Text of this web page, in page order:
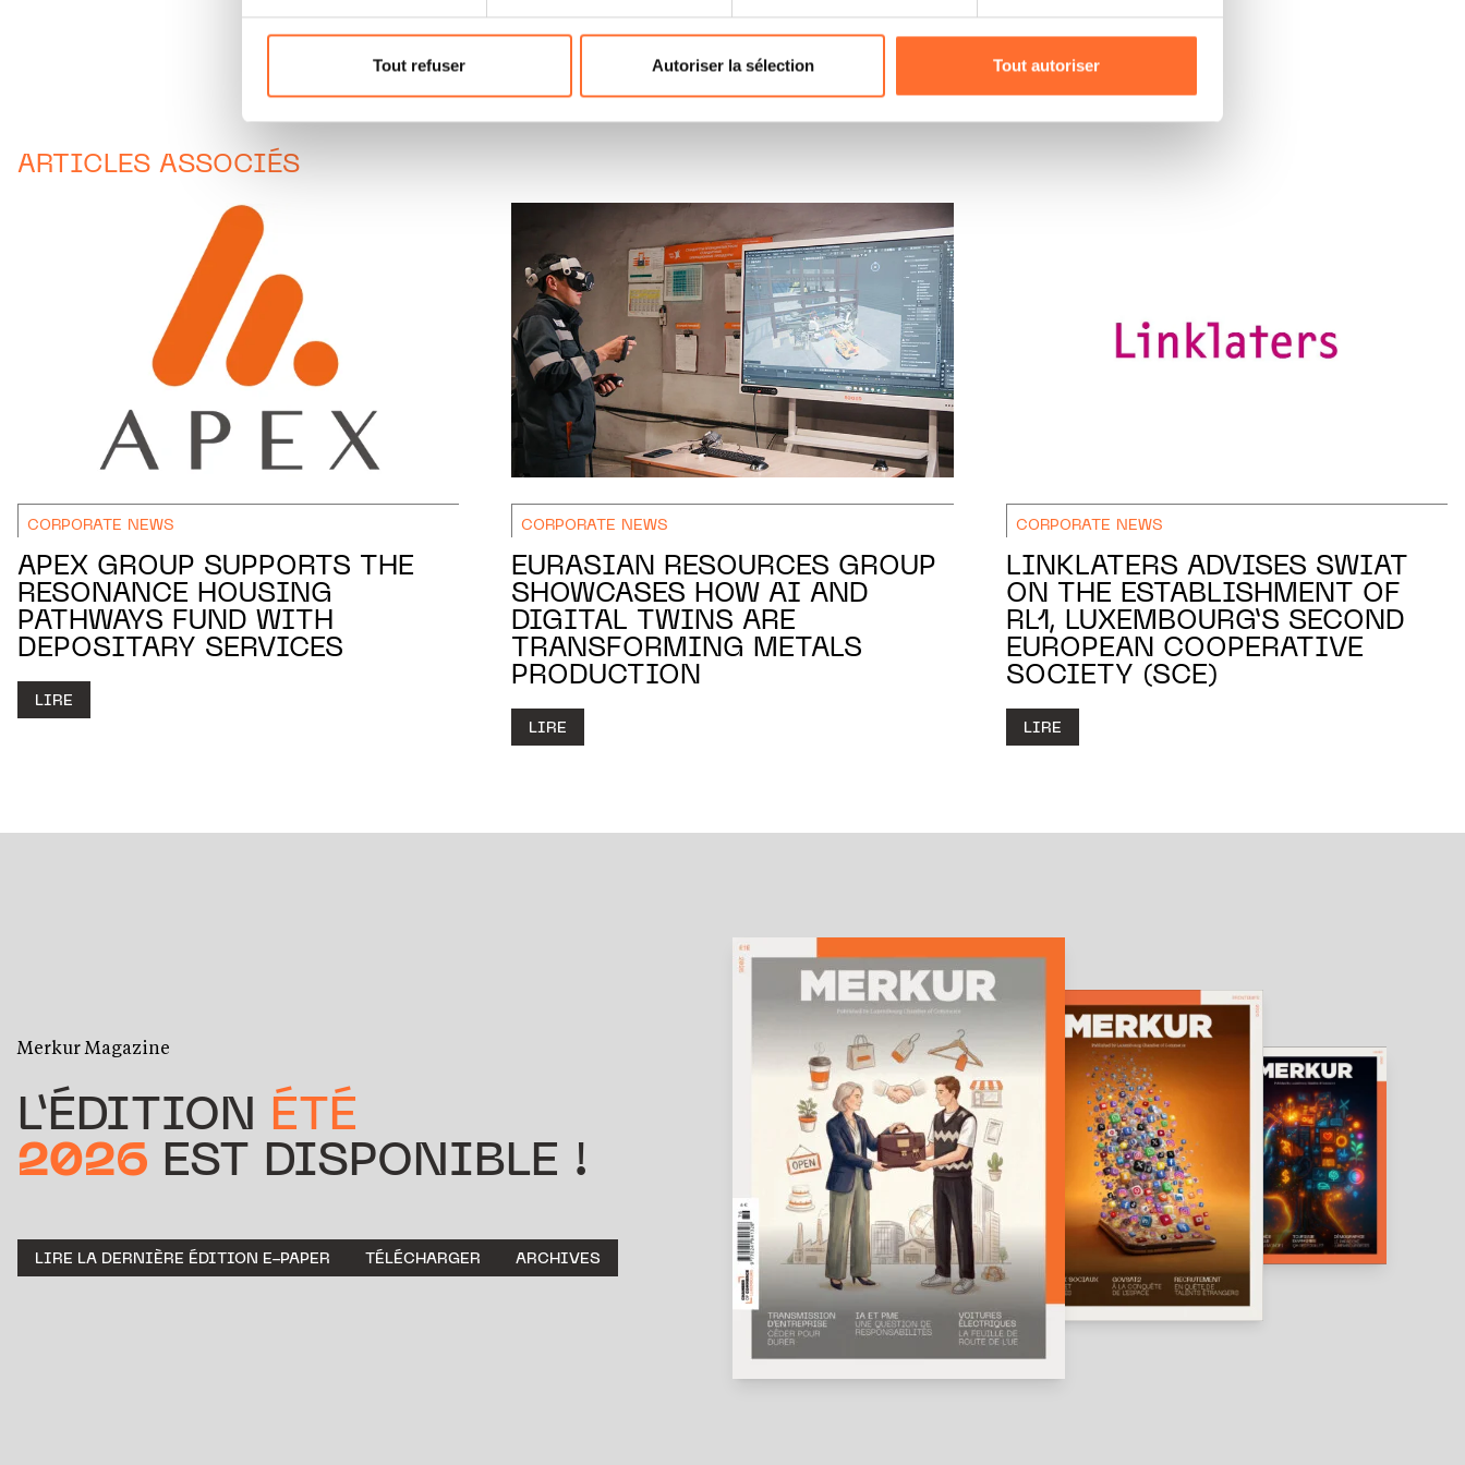
Pour de plus amples informations sur la manière dont nous utilisons lescookies et sommes amenés à traiter vos données
personnelles.
Tout refuser Autoriser la sélection Tout autoriser
ARTICLES ASSOCIÉS
CORPORATE NEWS
APEX GROUP SUPPORTS THE
RESONANCE HOUSING
PATHWAYS FUND WITH
DEPOSITARY SERVICES
LIRE
CORPORATE NEWS
EURASIAN RESOURCES GROUP
SHOWCASES HOW AI AND
DIGITAL TWINS ARE
TRANSFORMING METALS
PRODUCTION
LIRE
CORPORATE NEWS
LINKLATERS ADVISES SWIAT
ON THE ESTABLISHMENT OF
RL1, LUXEMBOURG’S SECOND
EUROPEAN COOPERATIVE
SOCIETY (SCE)
LIRE
Merkur Magazine
L’ÉDITION ÉTÉ
2026 EST DISPONIBLE !
LIRE LA DERNIÈRE ÉDITION E-PAPER TÉLÉCHARGER ARCHIVES